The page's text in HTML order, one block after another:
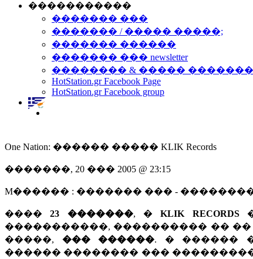
�����������
������� ���
������� / ����� �����;
������� ������
������� ��� newsletter
�������� & �����
HotStation.gr Facebook Page
HotStation.gr Facebook group
One Nation: ������ ����� KLIK Records
�������, 20 ��� 2005 @ 23:15
M������ : ������� ��� -
����23 �������, �KLIK RECORDS
�����������, ���������� �� ��
�����, ��� ������. � ������
������ �������� ���